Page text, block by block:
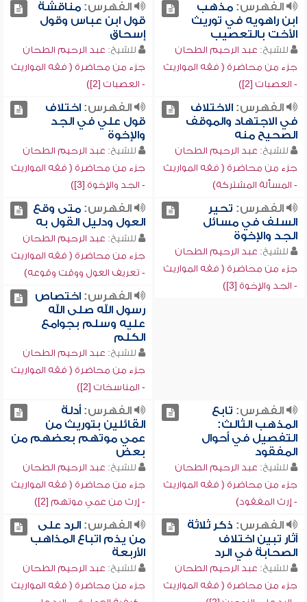
الفهرس:مذهب
ابن راهويه في توريث
الأخت بالتعصيب
للشيخ: عبد الرحيم الطحان
جزء من محاضرة ( فقه المواريث
- العصبات [2])
الفهرس:مناقشة
قول ابن عباس وقول
إسحاق
للشيخ: عبد الرحيم الطحان
جزء من محاضرة ( فقه المواريث
- العصبات [2])
الفهرس:الاختلاف
في الاجتهاد والموقف
الصحيح منه
للشيخ: عبد الرحيم الطحان
جزء من محاضرة ( فقه المواريث
- المسألة المشتركة)
الفهرس:اختلاف
قول علي في الجد
والإخوة
للشيخ: عبد الرحيم الطحان
جزء من محاضرة ( فقه المواريث
- الجد والإخوة [3])
الفهرس: تحير
السلف في مسائل
الجد والإخوة
للشيخ: عبد الرحيم الطحان
جزء من محاضرة ( فقه المواريث
- الجد والإخوة [3])
الفهرس:متى وقع
العول ودليل القول به
للشيخ: عبد الرحيم الطحان
جزء من محاضرة ( فقه المواريث
- تعريف العول ووقت وقوعه)
الفهرس:اختصاص
رسول الله صلى الله
عليه وسلم بجوامع
الكلم
للشيخ: عبد الرحيم الطحان
جزء من محاضرة ( فقه المواريث
- المناسخات [2])
الفهرس: تابع
المذهب الثالث:
التفصيل في أحوال
المفقود
للشيخ: عبد الرحيم الطحان
جزء من محاضرة ( فقه المواريث
- إرث المفقود)
الفهرس:أدلة
القائلين بتوريث من
عمي موتهم بعضهم من
بعض
للشيخ: عبد الرحيم الطحان
جزء من محاضرة ( فقه المواريث
- إرث من عمي موتهم [2])
الفهرس: ذكر ثلاثة
آثار تبين اختلاف
الصحابة في الرد
للشيخ: عبد الرحيم الطحان
جزء من محاضرة ( فقه المواريث
الفهرس:الرد على
من يذم اتباع المذاهب
الأربعة
للشيخ: عبد الرحيم الطحان
جزء من محاضرة ( فقه المواريث